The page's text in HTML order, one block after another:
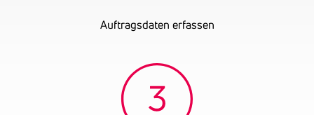
Auftragsdaten erfassen